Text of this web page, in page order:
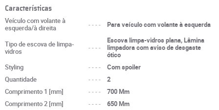
Características
Veículo com volante à
esquerda/à direita
---- Para veículo com volante à esquerda
Tipo de escova de limpa-
vidros
----
Escova limpa-vidros plana, Lâmina
limpadora com aviso de desgaste
ótico
Styling
----
Com spoiler
Quantidade
----
2
Comprimento 1 [mm]
----
700 Mm
Comprimento 2 [mm]
----
650 Mm